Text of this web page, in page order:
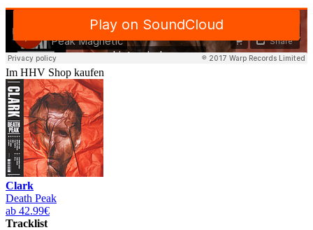
Im HHV Shop kaufen
Clark
Death Peak
ab 42.99€
Tracklist